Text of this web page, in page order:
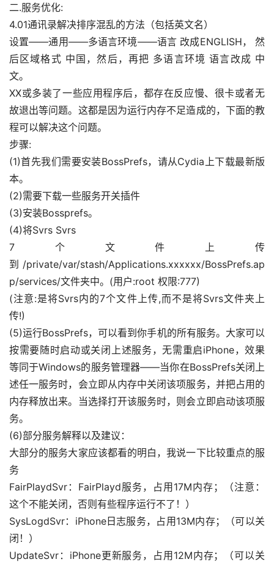
二.服务优化:
4.01通讯录解决排序混乱的方法（包括英文名）
设置——通用——多语言环境——语言 改成ENGLISH， 然
后区域格式 中国，然后，再把 多语言环境 语言改成 中
文。
XX或多装了一些应用程序后，都存在反应慢、很卡或者无
故退出等问题。这都是因为运行内存不足造成的，下面的教
程可以解决这个问题。
步骤:
(1)首先我们需要安装BossPrefs，请从Cydia上下载最新版
本。
(2)需要下载一些服务开关插件
(3)安装Bossprefs。
(4)将Svrs Svrs
7个文件上传
到/private/var/stash/Applications.xxxxxx/BossPrefs.ap
p/services/文件夹中。(用户:root 权限:777)
(注意:是将Svrs内的7个文件上传,而不是将Svrs文件夹上
传!)
(5)运行BossPrefs，可以看到你手机的所有服务。大家可以
按需要随时启动或关闭上述服务，无需重启iPhone，效果
等同于Windows的服务管理器——当你在BossPrefs关闭上
述任一服务时，会立即从内存中关闭该项服务，并把占用的
内存释放出来。当选择打开该服务时，则会立即启动该项服
务。
(6)部分服务解释以及建议：
大部分的服务大家应该都看的明白，我说一下比较重点的服
务
FairPlaydSvr：FairPlayd服务，占用17M内存；（注意：
这个不能关闭，否则有些程序运行不了！）
SysLogdSvr：iPhone日志服务，占用13M内存；（可以关
闭！）
UpdateSvr：iPhone更新服务，占用12M内存；（可以关